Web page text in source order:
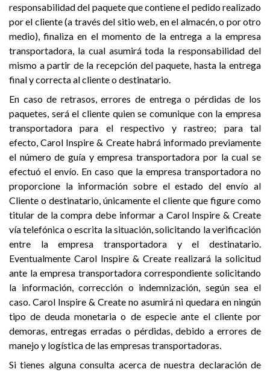
responsabilidad del paquete que contiene el pedido realizado
por el cliente (a través del sitio web, en el almacén, o por otro
medio), finaliza en el momento de la entrega a la empresa
transportadora, la cual asumirá toda la responsabilidad del
mismo a partir de la recepción del paquete, hasta la entrega
final y correcta al cliente o destinatario.
En caso de retrasos, errores de entrega o pérdidas de los
paquetes, será el cliente quien se comunique con la empresa
transportadora para el respectivo y rastreo; para tal
efecto, Carol Inspire & Create habrá informado previamente
el número de guía y empresa transportadora por la cual se
efectuó el envío. En caso que la empresa transportadora no
proporcione la información sobre el estado del envío al
Cliente o destinatario, únicamente el cliente que figure como
titular de la compra debe informar a Carol Inspire & Create
vía telefónica o escrita la situación, solicitando la verificación
entre la empresa transportadora y el destinatario.
Eventualmente Carol Inspire & Create realizará la solicitud
ante la empresa transportadora correspondiente solicitando
la información, corrección o indemnización, según sea el
caso. Carol Inspire & Create no asumirá ni quedara en ningún
tipo de deuda monetaria o de especie ante el cliente por
demoras, entregas erradas o pérdidas, debido a errores de
manejo y logística de las empresas transportadoras.
Si tienes alguna consulta acerca de nuestra declaración de